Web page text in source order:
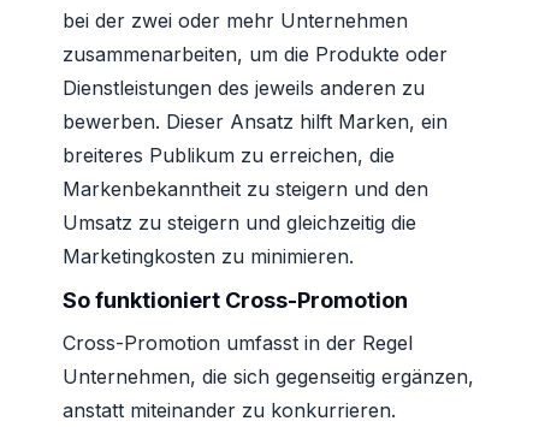
bei der zwei oder mehr Unternehmen
zusammenarbeiten, um die Produkte oder
Dienstleistungen des jeweils anderen zu
bewerben. Dieser Ansatz hilft Marken, ein
breiteres Publikum zu erreichen, die
Markenbekanntheit zu steigern und den
Umsatz zu steigern und gleichzeitig die
Marketingkosten zu minimieren.
So funktioniert Cross-Promotion
Cross-Promotion umfasst in der Regel
Unternehmen, die sich gegenseitig ergänzen,
anstatt miteinander zu konkurrieren.